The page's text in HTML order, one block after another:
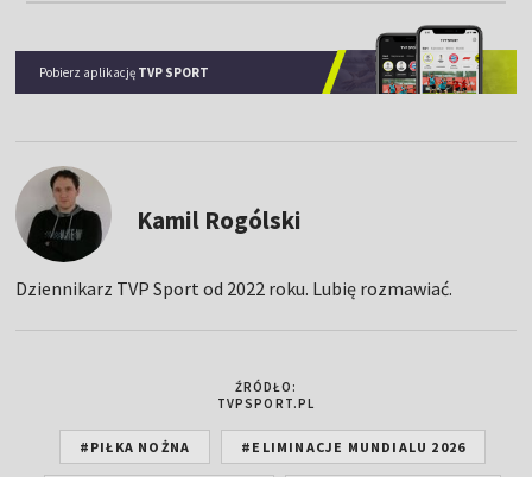
Pobierz aplikację TVP SPORT
Kamil Rogólski
Dziennikarz TVP Sport od 2022 roku. Lubię rozmawiać.
ŹRÓDŁO:
TVPSPORT.PL
#PIŁKA NOŻNA #ELIMINACJE MUNDIALU 2026